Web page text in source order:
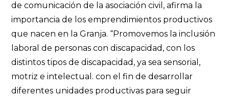
de comunicación de la asociación civil, afirma la
importancia de los emprendimientos productivos
que nacen en la Granja. “Promovemos la inclusión
laboral de personas con discapacidad, con los
distintos tipos de discapacidad, ya sea sensorial,
motriz e intelectual. con el fin de desarrollar
diferentes unidades productivas para seguir